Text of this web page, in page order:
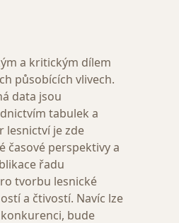
a kritickým dílem
působících vlivech.
data jsou
tabulek a
lesnictví je zde
časové perspektivy a
řadu
tvorbu lesnické
a čtivostí. Navíc lze
bude